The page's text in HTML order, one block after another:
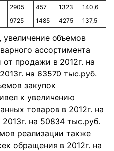
2905 457 1323
140,6
9725 1485 4275 137,5
объемов
ассортимента
продажи в 2012г. на
на 63570 тыс.руб.
закупок
к увеличению
товаров в 2012г. на
на 50834 тыс.руб.
реализации также
обращения в 2012г. на